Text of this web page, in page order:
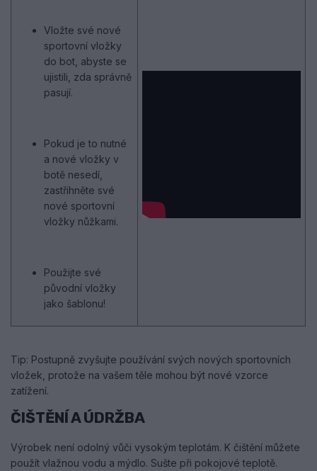
Vložte své nové
sportovní vložky
do bot, abyste se
ujistili, zda správně
pasují.
Pokud je to nutné
a nové vložky v
botě nesedí,
zastřihněte své
nové sportovní
vložky nůžkami.
Použijte své
původní vložky
jako šablonu!
Tip: Postupně zvyšujte používání svých nových sportovních
vložek, protože na vašem těle mohou být nové vzorce
zatížení.
ČIŠTĚNÍ A ÚDRŽBA
Výrobek není odolný vůči vysokým teplotám. K čištění můžete
použít vlažnou vodu a mýdlo. Sušte při pokojové teplotě.